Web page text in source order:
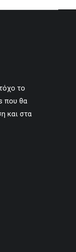
το
που θα
και στα